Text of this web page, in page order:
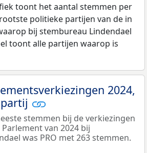
toont het aantal stemmen per
politieke partijen van de in
bij stembureau Lindendael
toont alle partijen waarop is
2024,
stemmen bij de verkiezingen
van 2024 bij
was PRO met 263 stemmen.